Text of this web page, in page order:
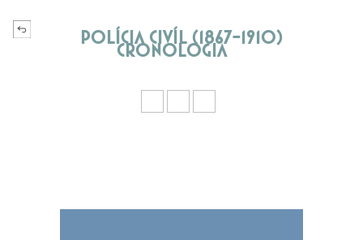
Polícia Civíl (1867-1910)
Cronologia